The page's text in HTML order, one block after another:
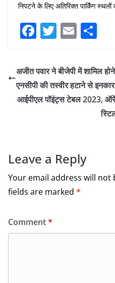
निपटने के लिए अतिरिक्त पार्किंग
F
c
e
b
T
itt
er
E
ai
l
ar
e
अजीत पवार ने बीजेपी में शामिल
एनसीपी की तस्वीर हटाने से
आईपीएल पॉइंट्स टेबल 2023,
Leave a Reply
Your email address will not
fields are marked *
Comment*